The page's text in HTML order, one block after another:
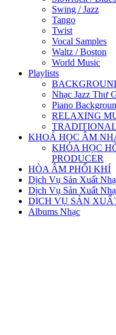
Swing / Jazz
Tango
Twist
Vocal Samples
Waltz / Boston
World Music
Playlists
Nhạc Jazz Thư
Piano
RELAXING
KHOÁ HỌC ÂM
KHÓA HỌC
PRODUCER
HÒA ÂM PHỐI KHÍ
Dịch Vụ Sản Xuất
Dịch Vụ Sản Xuất
DỊCH VỤ SẢN
Albums Nhạc